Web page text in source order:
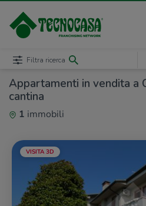
Appartamenti in vendita a
cantina
1 immobili
Filtra ricerca
VISITA 3D